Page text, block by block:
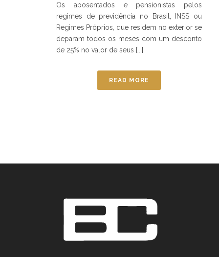
Os aposentados e pensionistas pelos
regimes de previdência no Brasil, INSS ou
Regimes Próprios, que residem no exterior se
deparam todos os meses com um desconto
de 25% no valor de seus [...]
READ MORE